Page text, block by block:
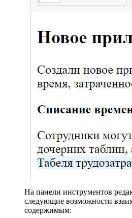
На панели инструментов
следующие возможности
содержимым: